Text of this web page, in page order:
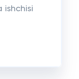
ishchisi